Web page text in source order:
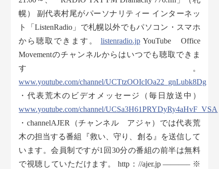
幌） 副代表村尾がパーソナリティー インターネッ
ト「ListenRadio」で札幌以外でもパソコン・スマホ
から聴取できます。 listenradio.jpYouTube Office
Movementのチャンネルからはいつでも聴取できま
す。
www.youtube.com/channel/UCTtzOOIcIOa22_gnLubk8Dg
・代表荒木のビデオメッセージ（毎日放送中）
www.youtube.com/channel/UCSa3H61PRYDyRy4aHvF_VSA
・channelAJER（チャンネル アジャ）では代表荒
木の担当する番組『救い、守り、創る』を送信して
います。会員制ですが1回30分の番組の前半は無料
で視聴していただけます。 http：//ajer.jp ———– ※